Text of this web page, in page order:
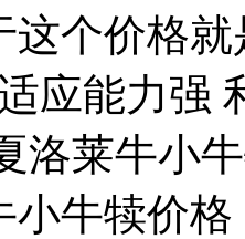
这个价格
应能力强
洛莱牛小
小牛犊价